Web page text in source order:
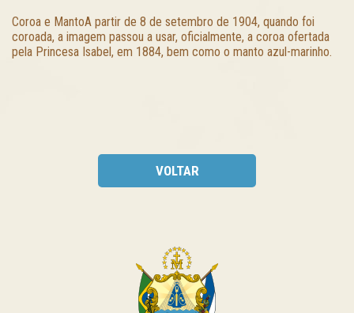
Coroa e MantoA partir de 8 de setembro de 1904, quando foi
coroada, a imagem passou a usar, oficialmente, a coroa ofertada
pela Princesa Isabel, em 1884, bem como o manto azul-marinho.
VOLTAR